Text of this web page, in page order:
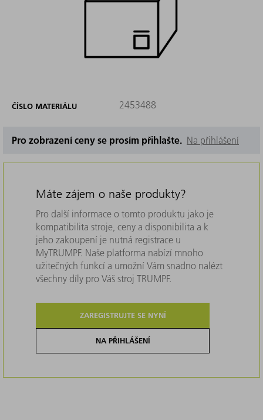
ČÍSLO MATERIÁLU 2453488
Pro zobrazení ceny se prosím přihlašte. Na přihlášení
Máte zájem o naše produkty?
Pro další informace o tomto produktu jako je
kompatibilita stroje, ceny a disponibilita a k
jeho zakoupení je nutná registrace u
MyTRUMPF. Naše platforma nabízí mnoho
užitečných funkcí a umožní Vám snadno nalézt
všechny díly pro Váš stroj TRUMPF.
ZAREGISTRUJTE SE NYNÍ
NA PŘIHLÁŠENÍ